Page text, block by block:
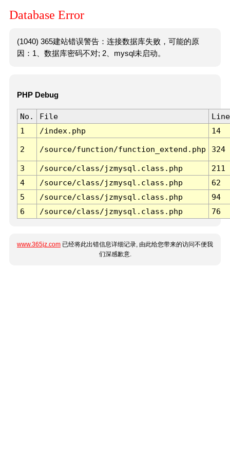
Database Error
(1040) 365建站错误警告：连接数据库失败，可能的原
因：1、数据库密码不对; 2、mysql未启动。
PHP Debug
No. File
Line
1
/index.php 14
2 /source/function/function_extend.php 324
3 /source/class/jzmysql.class.php
211
4
/source/class/jzmysql.class.php
62
5
/source/class/jzmysql.class.php
94
6
/source/class/jzmysql.class.php 76
www.365jz.com 已经将此出错信息详细记录, 由此给您带来的访问不便我
们深感歉意.